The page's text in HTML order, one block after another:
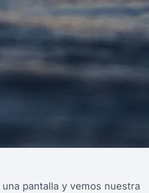
pantalla y vemos nuestra